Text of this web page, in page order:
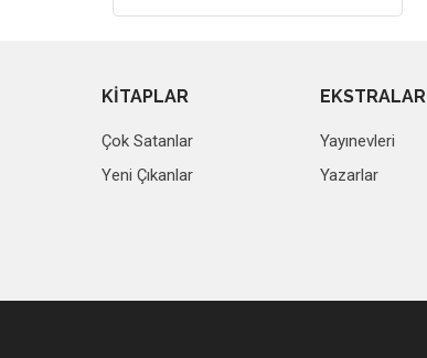
KİTAPLAR
Çok Satanlar
Yeni Çıkanlar
EKSTRALAR
Yayınevleri
Yazarlar